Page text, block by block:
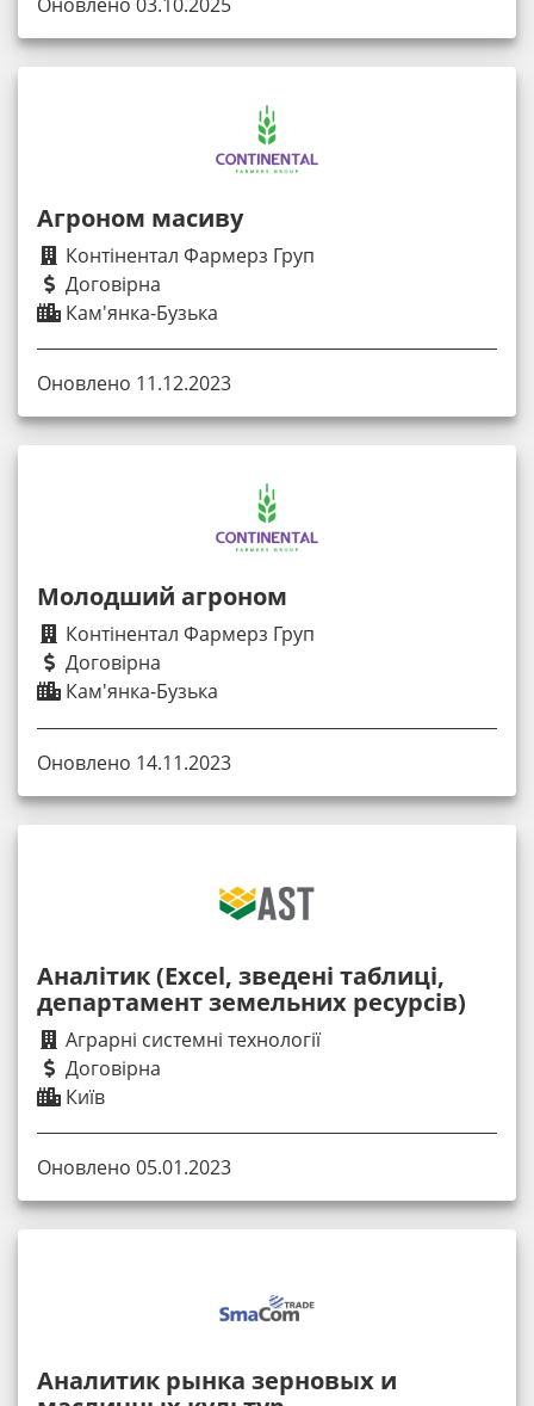
Агроном масиву
Контінентал Фармерз Груп
Договірна
Кам'янка-Бузька
Оновлено 11.12.2023
Молодший агроном
Контінентал Фармерз Груп
Договірна
Кам'янка-Бузька
Оновлено 14.11.2023
Аналітик (Excel, зведені таблиці,
департамент земельних ресурсів)
Аграрні системні технології
Договірна
Київ
Оновлено 05.01.2023
Аналитик рынка зерновых и